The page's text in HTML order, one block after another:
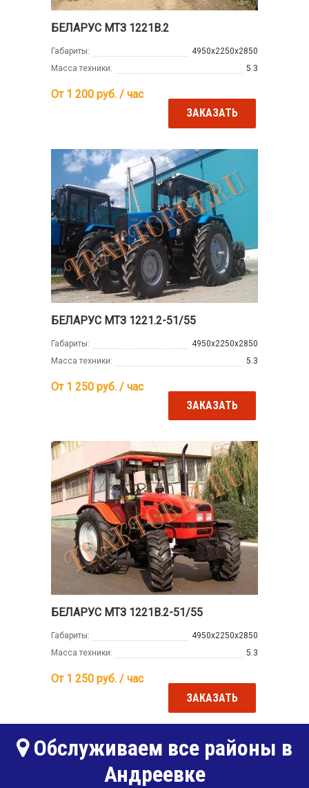
БЕЛАРУС МТЗ 1221В.2
Габариты:
4950х2250х2850
Масса техники:
5.3
От 1 200 руб. / час
ЗАКАЗАТЬ
БЕЛАРУС МТЗ 1221.2-51/55
Габариты:
4950х2250х2850
Масса техники:
5.3
От 1 250 руб. / час
ЗАКАЗАТЬ
БЕЛАРУС МТЗ 1221В.2-51/55
Габариты:
4950х2250х2850
Масса техники:
5.3
От 1 250 руб. / час
ЗАКАЗАТЬ
Обслуживаем все районы в
Андреевке